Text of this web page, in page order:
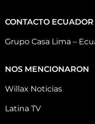
CONTACTO ECUADOR
Grupo Casa Lima –
NOS MENCIONARON
Willax Noticias
Latina TV